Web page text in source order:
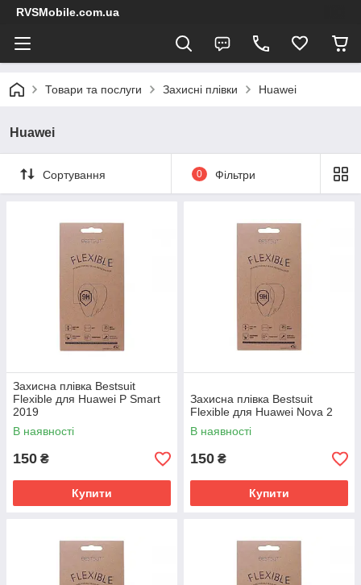
RVSMobile.com.ua
Товари та послуги Захисні плівки Huawei
Huawei
Сортування 0 Фільтри
Захисна плівка Bestsuit
Flexible для Huawei P Smart
2019
В наявності
150 ₴
Купити
Захисна плівка Bestsuit
Flexible для Huawei Nova 2
В наявності
150 ₴
Купити